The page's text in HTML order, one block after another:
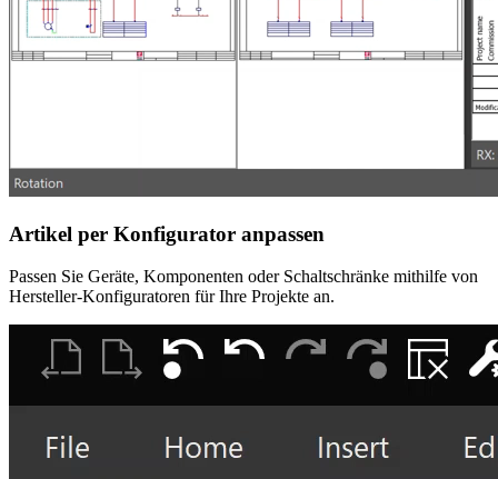
Artikel per Konfigurator anpassen
Passen Sie Geräte, Komponenten oder Schaltschränke mithilfe von
Hersteller-Konfiguratoren für Ihre Projekte an.